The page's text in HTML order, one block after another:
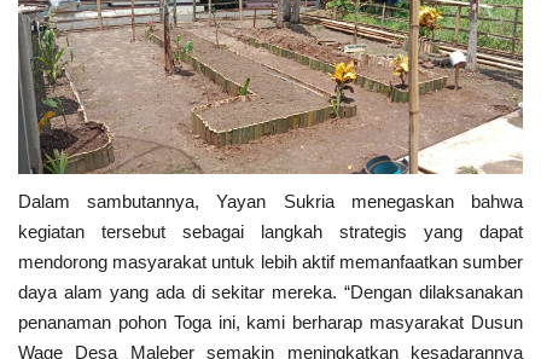
Dalam sambutannya, Yayan Sukria menegaskan bahwa
kegiatan tersebut sebagai langkah strategis yang dapat
mendorong masyarakat untuk lebih aktif memanfaatkan sumber
daya alam yang ada di sekitar mereka. “Dengan dilaksanakan
penanaman pohon Toga ini, kami berharap masyarakat Dusun
Wage Desa Maleber semakin meningkatkan kesadarannya